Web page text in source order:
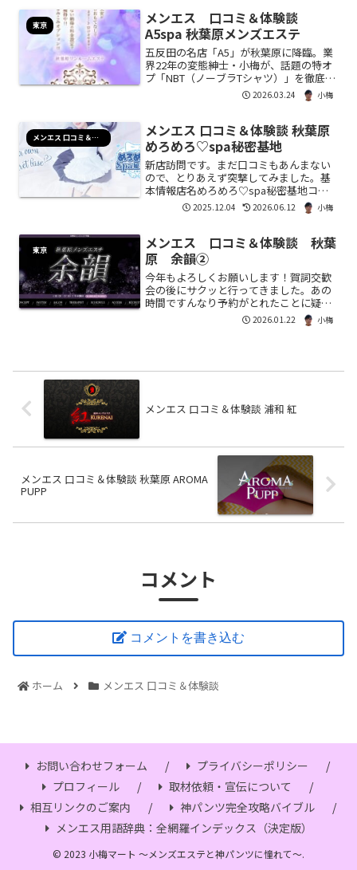
さぎちゃんスパ）コスト70...
東京
メンエス 口コミ＆体験談
A5spa 秋葉原メンズエステ
五反田の名店「A5」が秋葉原に降臨。業
界22年の変態紳士・小梅が、話題の特オ
プ「NBT（ノーブラTシャツ）」を徹底解
析。うつぶせから仰向け、そして「ちん
こだけずるい」と叫ばざるを得なかった
喧騒を忘れさせる極上の没入体験を、今
ここに総括する。
2026.03.24 小梅
メンエス 口コミ＆体験談
メンエス 口コミ＆体験談 秋葉原
めろめろ♡spa秘密基地
新店訪問です。まだ口コミもあんまない
ので、とりあえず突撃してみました。基
本情報店名めろめろ♡spa秘密基地コス
ト70分 15,000円90分 18,000円オプショ
ンめろめろブースト 5,000円 DP+衣装
2025.12.04 2026.06.12 小梅
東京
メンエス 口コミ＆体験談 秋葉
原 余韻②
今年もよろしくお願いします！賀詞交歓
会の後にサクッと行ってきました。あの
時間ですんなり予約がとれたことに疑問
を持つべきでした・・・。基本情報店名
余韻コスト70分：18,000円90分 ：15,000
2026.01.22 小梅
メンエス 口コミ＆体験談 浦和 紅
メンエス 口コミ＆体験談 秋葉原 AROMA
PUPP
コメント
コメントを書き込む
ホーム メンエス 口コミ＆体験談
お問い合わせフォーム
プライバシーポリシー
プロフィール
取材依頼・宣伝について
相互リンクのご案内
神パンツ完全攻略バイブル
メンエス用語辞典：全網羅インデックス（決定版）
© 2023 小梅マート ～メンズエステと神パンツに憧れて～.